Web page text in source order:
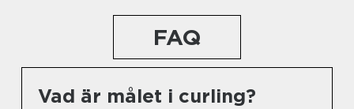
FAQ
Vad är målet i curling?